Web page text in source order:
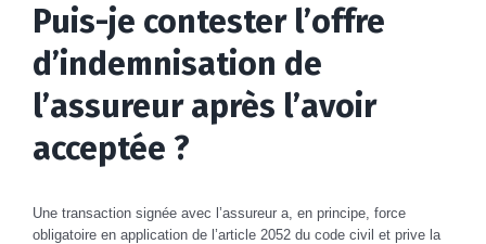
Puis-je contester l’offre
d’indemnisation de
l’assureur après l’avoir
acceptée ?
Une transaction signée avec l’assureur a, en principe, force
obligatoire en application de l’article 2052 du code civil et prive la